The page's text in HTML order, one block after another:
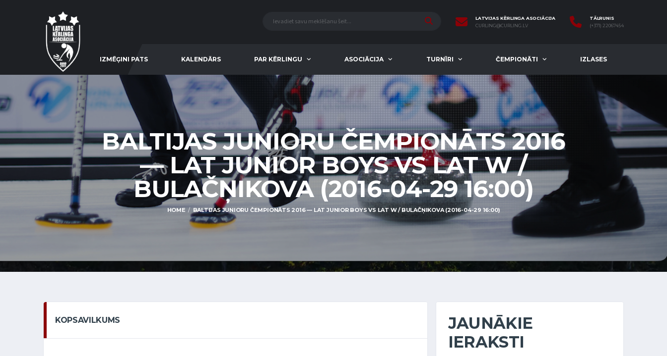
LATVIJAS KĒRLINGA ASOCIĀCIJA
CURLING@CURLING.LV
TĀLRUNIS
(+371) 22067454
IZMĒĢINI PATS KALENDĀRS PAR KĒRLINGU ASOCIĀCIJA TURNĪRI ČEMPIONĀTI IZLASES
BALTIJAS JUNIORU ČEMPIONĀTS 2016
— LAT JUNIOR BOYS VS LAT W /
BULAČŅIKOVA (2016-04-29 16:00)
HOME BALTIJAS JUNIORU ČEMPIONĀTS 2016 — LAT JUNIOR BOYS VS LAT W / BULAČŅIKOVA (2016-04-29 16:00)
KOPSAVILKUMS
JAUNĀKIE
IERAKSTI